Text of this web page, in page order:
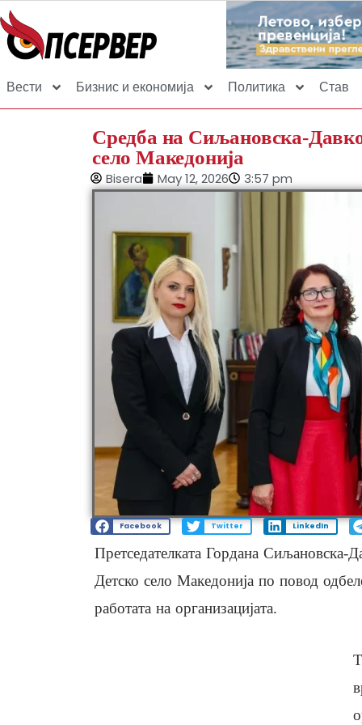
Вести Бизнис и економија Политика Став
Средба на Сиљановска-
село Македонија
Bisera May 12, 2026 3:57 pm
Facebook Twitter LinkedIn
Претседателката Гордана Сиљановска-
Детско село Македонија по повод
работата на организацијата.